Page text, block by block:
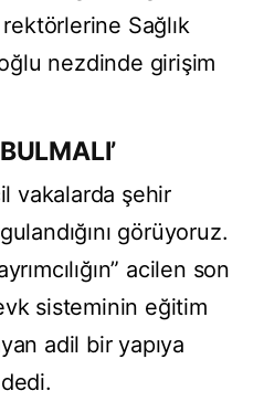
Sağlık
nezdinde girişim
vakalarda şehir
görüyoruz.
acilen son
sisteminin eğitim
adil bir yapıya